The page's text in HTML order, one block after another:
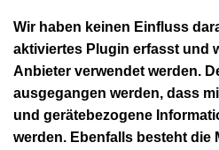
Wir haben keinen Einfluss
aktiviertes Plugin erfasst und
Anbieter verwendet werden.
ausgegangen werden, dass
und gerätebezogene
werden. Ebenfalls besteht die